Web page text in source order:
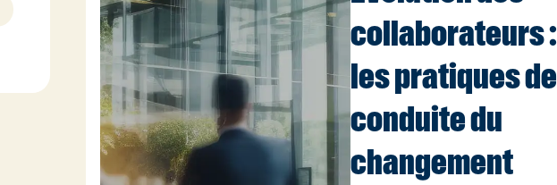
collaborateurs :
les pratiques de
conduite du
changement